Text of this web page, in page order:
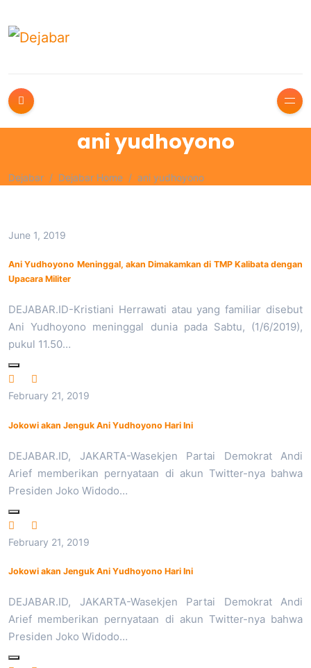
ani yudhoyono
Dejabar Dejabar Home ani yudhoyono
June 1, 2019
Ani Yudhoyono Meninggal, akan Dimakamkan di TMP Kalibata dengan
Upacara Militer
DEJABAR.ID-Kristiani Herrawati atau yang familiar disebut
Ani Yudhoyono meninggal dunia pada Sabtu, (1/6/2019),
pukul 11.50…
February 21, 2019
Jokowi akan Jenguk Ani Yudhoyono Hari Ini
DEJABAR.ID, JAKARTA-Wasekjen Partai Demokrat Andi
Arief memberikan pernyataan di akun Twitter-nya bahwa
Presiden Joko Widodo…
February 21, 2019
Jokowi akan Jenguk Ani Yudhoyono Hari Ini
DEJABAR.ID, JAKARTA-Wasekjen Partai Demokrat Andi
Arief memberikan pernyataan di akun Twitter-nya bahwa
Presiden Joko Widodo…